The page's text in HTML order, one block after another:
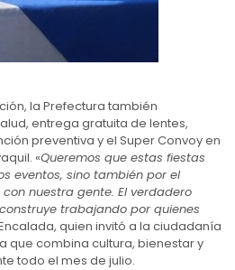
la Prefectura también
entrega gratuita de lentes,
preventiva y el Super Convoy en
«Queremos que estas fiestas
eventos, sino también por el
nuestra gente. El verdadero
trabajando por quienes
quien invitó a la ciudadanía
que combina cultura, bienestar y
todo el mes de julio.